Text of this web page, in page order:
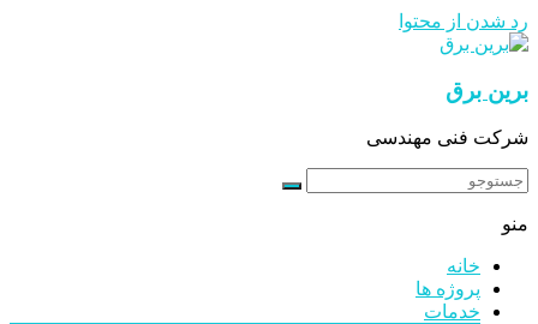
رد شدن از محتوا
برین برق
شرکت فنی مهندسی
منو
خانه
پروژه ها
خدمات